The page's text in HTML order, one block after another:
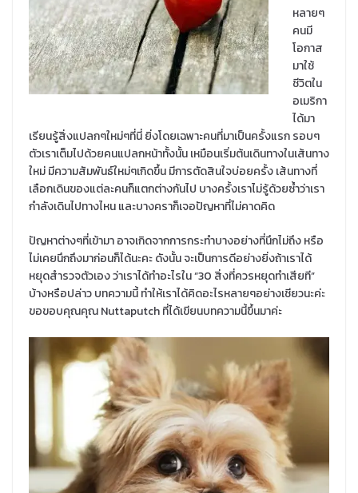
หลายๆ
คนมี
โอกาส
มาใช้
ชีวิตใน
อเมริกา
ได้มา
เรียนรู้สิ่งแปลกๆใหม่ๆที่นี่ ยิ่งโดยเฉพาะคนที่มาเป็นครั้งแรก รอบๆ
ตัวเราเต็มไปด้วยคนแปลกหน้าทั้งนั้น เหมือนเริ่มต้นเดินทางในเส้นทาง
ใหม่ มีความสัมพันธ์ใหม่ๆเกิดขึ้น มีการตัดสินใจบ่อยครั้ง เส้นทางที่
เลือกเดินของแต่ละคนก็แตกต่างกันไป บางครั้งเราไม่รู้ด้วยซ้ำว่าเรา
กำลังเดินไปทางไหน และบางคราก็เจอปัญหาที่ไม่คาดคิด
ปัญหาต่างๆที่เข้ามา อาจเกิดจากการกระทำบางอย่างที่นึกไม่ถึง หรือ
ไม่เคยนึกถึงมาก่อนก็ได้นะคะ ดังนั้น จะเป็นการดีอย่างยิ่งถ้าเราได้
หยุดสำรวจตัวเอง ว่าเราได้ทำอะไรใน “30 สิ่งที่ควรหยุดทำเสียที”
บ้างหรือปล่าว บทความนี้ ทำให้เราได้คิดอะไรหลายๆอย่างเชียวนะค่ะ
ขอขอบคุณคุณ Nuttaputch ที่ได้เขียนบทความนี้ขึ้นมาค่ะ